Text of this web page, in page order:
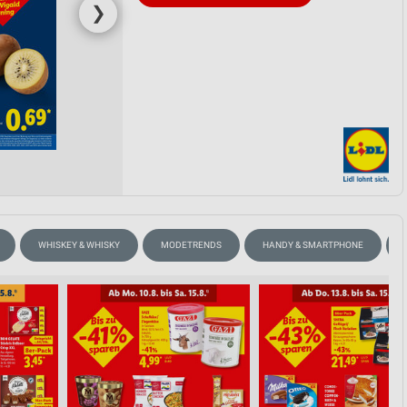
❯
WHISKEY & WHISKY MODETRENDS HANDY & SMARTPHONE